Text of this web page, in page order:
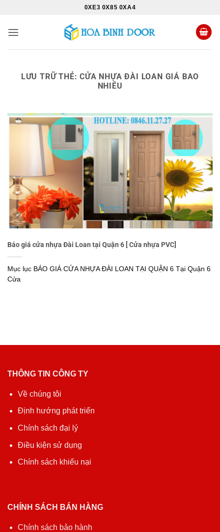
nội
0XE3 0X85 0XA4
LƯU TRỮ THẺ:CỬA NHỰA ĐÀI LOAN GIÁ BAO
NHIÊU
Báo giá cửa nhựa Đài Loan tại Quận 6 [ Cửa nhựa PVC]
Mục lục BÁO GIÁ CỬA NHỰA ĐÀI LOAN TẠI QUẬN 6 Tại Quận 6
Cửa
THÔNG TIN CÔNG TY
Về chúng tôi
Định hướng phát triển
Chính sách đại lý
Điều kiện sử dụng
Chính sách khiếu nại
CHÍNH SÁCH BÁN HÀNG
Chính sách bảo hành